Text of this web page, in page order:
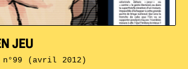
JEU
(avril 2012)